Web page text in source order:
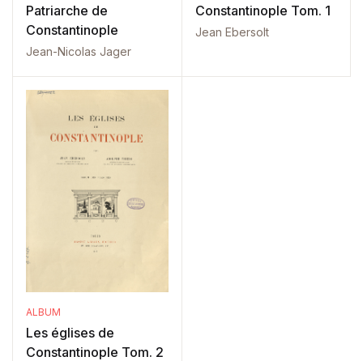
Patriarche de
Constantinople
Jean-Nicolas Jager
Constantinople Tom. 1
Jean Ebersolt
ALBUM
Les églises de
Constantinople Tom. 2